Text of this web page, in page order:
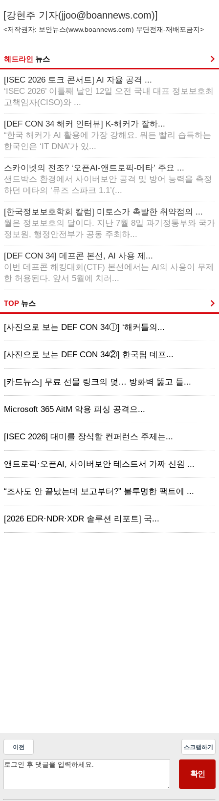
[강현주 기자(jjoo@boannews.com)]
<저작권자: 보안뉴스(www.boannews.com) 무단전재-재배포금지>
헤드라인 뉴스
[ISEC 2026 토크 콘서트] AI 자율 공격 ...
‘ISEC 2026’ 이틀째 날인 12일 오전 국내 대표 정보보호최
고책임자(CISO)와 ...
[DEF CON 34 해커 인터뷰] K-해커가 잘하...
“한국 해커가 AI 활용에 가장 강해요. 뭐든 빨리 습득하는
한국인은 ‘IT DNA’가 있...
스카이넷의 전조? ‘오픈AI-앤트로픽-메타’ 주요 ...
샌드박스 환경에서 사이버보안 공격 및 방어 능력을 측정
하던 메타의 ‘뮤즈 스파크 1.1’(...
[한국정보보호학회 칼럼] 미토스가 촉발한 취약점의 ...
월은 정보보호의 달이다. 지난 7월 8일 과기정통부와 국가
정보원, 행정안전부가 공동 주최하...
[DEF CON 34] 데프콘 본선, AI 사용 제...
이번 데프콘 해킹대회(CTF) 본선에서는 AI의 사용이 무제
한 허용된다. 앞서 5월에 치러...
TOP 뉴스
[사진으로 보는 DEF CON 34ⓛ] ‘해커들의...
[사진으로 보는 DEF CON 34②] 한국팀 데프...
[카드뉴스] 무료 선물 링크의 덫… 방화벽 뚫고 들...
Microsoft 365 AitM 악용 피싱 공격으...
[ISEC 2026] 대미를 장식할 컨퍼런스 주제는...
앤트로픽·오픈AI, 사이버보안 테스트서 가짜 신원 ...
“조사도 안 끝났는데 보고부터?” 불투명한 팩트에 ...
[2026 EDR·NDR·XDR 솔루션 리포트] 국...
이전 스크랩하기